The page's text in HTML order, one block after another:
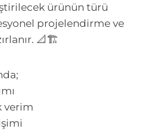
ürünün türü
projelendirme ve
📐🏗️
verim